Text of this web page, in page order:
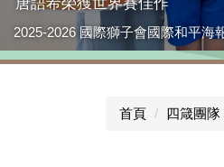
2025-2026 國際獅子會國際和平海
本校榮獲「115年臺中市教學
首頁 四箴團隊